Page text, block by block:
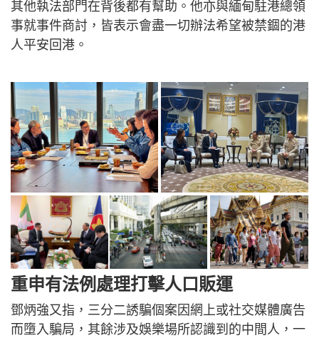
其他執法部門在背後都有幫助。他亦與緬甸駐港總領
事就事件商討，皆表示會盡一切辦法希望被禁錮的港
人平安回港。
重申有法例處理打擊人口販運
鄧炳強又指，三分二誘騙個案因網上或社交媒體廣告
而墮入騙局，其餘涉及娛樂場所認識到的中間人，一